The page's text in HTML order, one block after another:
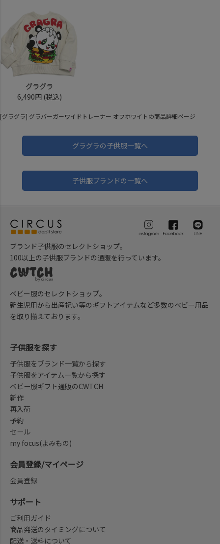
グラグラ
6,490円 (税込)
[グラグラ] グラバーガーワイドトレーナー オフホワイトの商品詳細ページ
グラグラの子供服一覧へ
子供服ブランドの一覧へ
ブランド子供服のセレクトショップ。
100以上の子供服ブランドの通販を行っています。
ベビー服のセレクトショップ。
新生児用から出産祝い等のギフトアイテムなど多数のベビー用品
を取り揃えております。
子供服を探す
子供服をブランド一覧から探す
子供服をアイテム一覧から探す
ベビー服ギフト通販のCWTCH
新作
再入荷
予約
セール
my focus(よみもの)
会員登録/マイページ
会員登録
サポート
ご利用ガイド
商品発送のタイミングについて
配送・送料について